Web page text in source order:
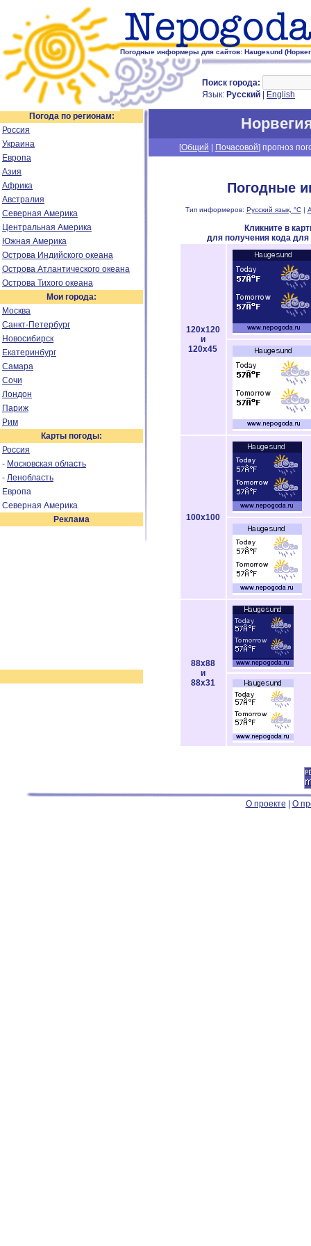
Погодные информеры для сайтов: Haugesund
Поиск города:
Язык: Русский English
Погода по регионам:
Россия
Украина
Европа
Азия
Африка
Австралия
Северная Америка
Центральная Америка
Южная Америка
Острова Индийского океана
Острова Атлантического океана
Острова Тихого океана
Мои города:
Москва
Санкт-Петербург
Новосибирск
Екатеринбург
Самара
Сочи
Лондон
Париж
Рим
Карты погоды:
Россия
- Московская область
- Ленобласть
Европа
Северная Америка
Реклама
[Общий Почасовой] прогноз
Погодные
Тип информеров: Русский язык, °C|
Кликните в
для получения кода
120x120
и
120x45
100x100
88x88
и
88x31
О проекте О